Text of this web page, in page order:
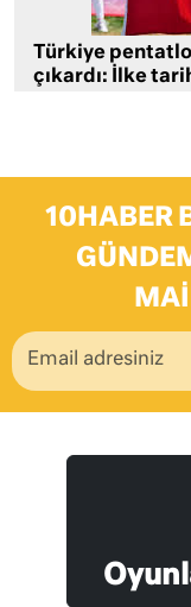
Türkiye
çıkardı: İlke
10HABER